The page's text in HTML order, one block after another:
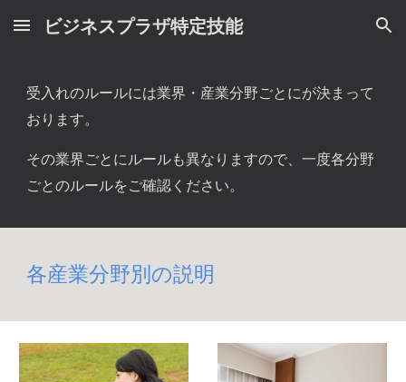
Skip to main content Skip to navigation
ビジネスプラザ特定技能
受入れのルールには業界・産業分野ごとにが決まって
おります。
その業界ごとにルールも異なりますので、一度各分野
ごとのルールをご確認ください。
各産業分野別の説明